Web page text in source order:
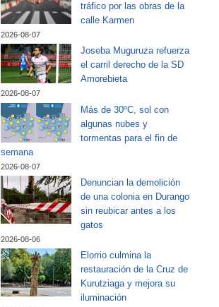
tráfico por las obras de la
calle Karmen
2026-08-07
Joseba Muguruza refuerza
el carril derecho de la SD
Amorebieta
2026-08-07
Más de 30ºC, sol con
algunas nubes y
tormentas para el fin de
semana
2026-08-07
Denuncian la demolición
de una colonia en Durango
sin reubicar antes a los
gatos
2026-08-06
Elorrio culmina la
restauración de la Cruz de
Kurutziaga y mejora su
iluminación